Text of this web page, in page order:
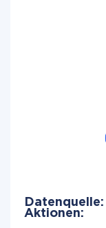
Aktionen: